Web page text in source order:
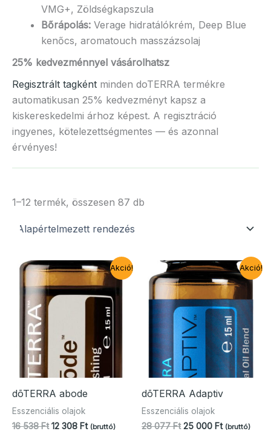
VMG+, Zöldségkapszula
Bőrápolás: Verage hidratálókrém, Deep Blue
kenőcs, aromatouch masszázsolaj
25% kedvezménnyel vásárolhatsz
Regisztrált tagként minden doTERRA termékre
automatikusan 25% kedvezményt kapsz a
kiskereskedelmi árhoz képest. A regisztráció
ingyenes, kötelezettségmentes — és azonnal
érvényes!
1–12 termék, összesen 87 db
Akció!
dōTERRA abode
Esszenciális olajok
16 538Ft Original
12 308 FtCurrent
(bruttó)
Akció!
dōTERRA Adaptiv
Esszenciális olajok
28 077Ft Original
25 000 FtCurrent
(bruttó)